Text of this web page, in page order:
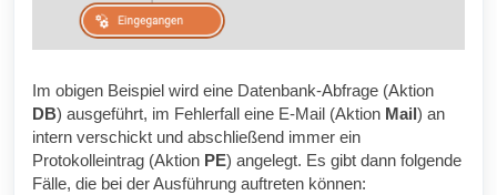
Im obigen Beispiel wird eine Datenbank-Abfrage (Aktion
DB) ausgeführt, im Fehlerfall eine E-Mail (Aktion Mail) an
intern verschickt und abschließend immer ein
Protokolleintrag (Aktion PE) angelegt. Es gibt dann folgende
Fälle, die bei der Ausführung auftreten können: